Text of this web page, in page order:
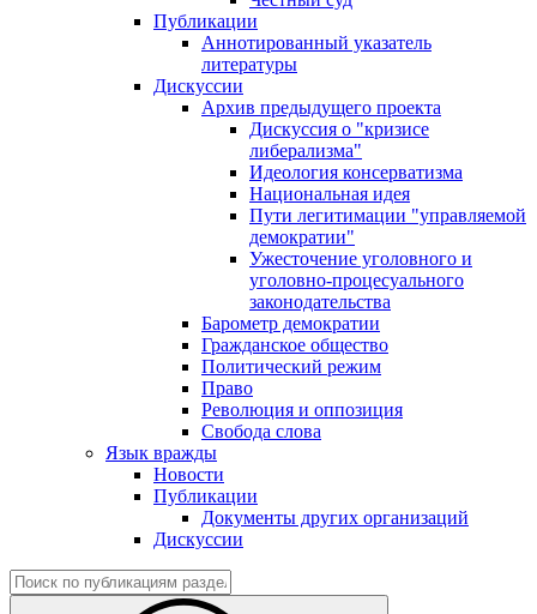
Публикации
Аннотированный указатель
литературы
Дискуссии
Архив предыдущего проекта
Дискуссия о "кризисе
либерализма"
Идеология консерватизма
Национальная идея
Пути легитимации "управляемой
демократии"
Ужесточение уголовного и
уголовно-процесуального
законодательства
Барометр демократии
Гражданское общество
Политический режим
Право
Революция и оппозиция
Свобода слова
Язык вражды
Новости
Публикации
Документы других организаций
Дискуссии